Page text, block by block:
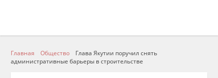
Главная Общество
Глава Якутии поручил снять
административные барьеры в строительстве